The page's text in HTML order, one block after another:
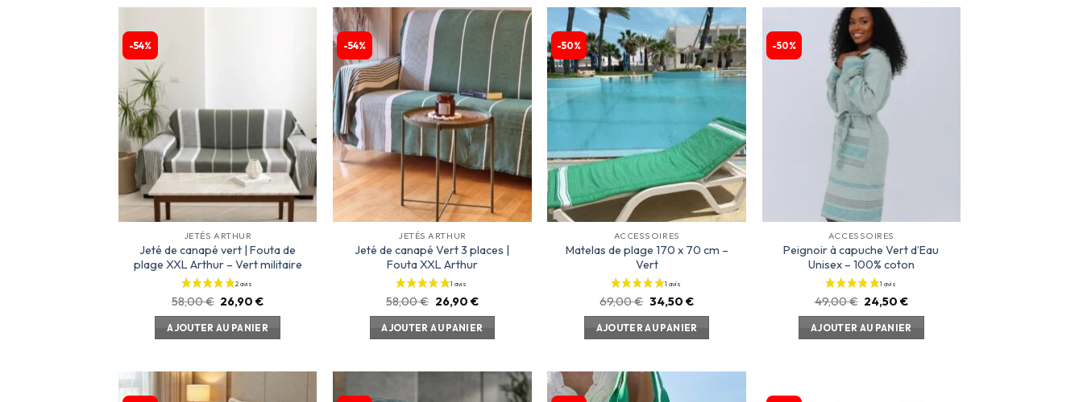
-54%
JETÉS ARTHUR
Jeté de canapé vert | Fouta de
plage XXL Arthur – Vert militaire
58,00€ 26,90€
AJOUTER AU PANIER
-54%
Ajouter
d’envies
JETÉS ARTHUR
Jeté de canapé Vert 3 places |
Fouta XXL Arthur
58,00€ 26,90 €
AJOUTER AU PANIER
-50%
Ajouter
à la
liste
d’envies
ACCESSOIRES
Matelas de plage 170 x 70 cm –
Vert
69,00€ 34,50 €
AJOUTER AU PANIER
-50%
ACCESSOIRES
Peignoir à capuche Vert d’Eau
Unisex – 100% coton
49,00€ 24,50€
AJOUTER AU PANIER